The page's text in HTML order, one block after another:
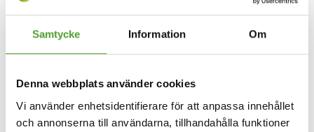
Samtycke Information Om
Denna webbplats använder cookies
Vi använder enhetsidentifierare för att anpassa innehållet
och annonserna till användarna, tillhandahålla funktioner